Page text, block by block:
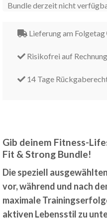
Bundle derzeit nicht
Lieferung am Folgetag
Risikofrei auf
14 Tage
Gib deinem Fitness-
Fit & Strong Bundle!
Die speziell
vor, während und nach
maximale
aktiven Lebensstil zu